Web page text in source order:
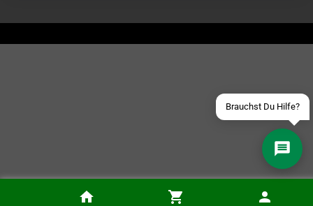
Brauchst Du Hilfe?
Schick uns eine eMail